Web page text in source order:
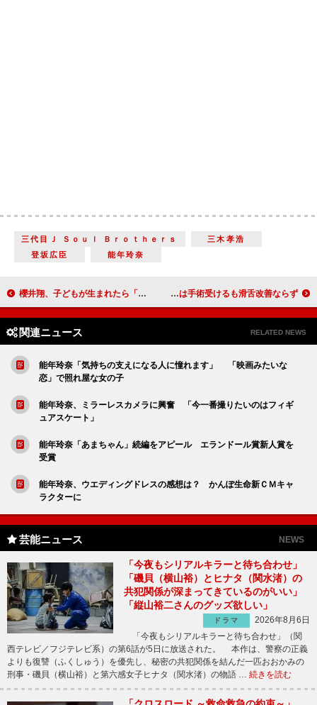
三代目Ｊ Ｓｏｕｌ Ｂｒｏｔｈｅｒｓ
三木孝浩
登坂広臣
能年玲奈
櫻井翔、子どもが生まれたら「子どもを挟んでスキーをしたい」 『神様のカルテ２』舞台あいさつ ガッツ石松、女装にハマる アイドリング！！！菊地亜美は手術受けるも滑舌改善ならず
関連ニュース RELATED NEWS
能年玲奈「気持ちの支えになる人に憧れます」 「映画みたいな
恋」で照れ屋な女の子
能年玲奈、ミラーレスカメラに興奮 「今一番撮りたいのはフィギ
ュアスケート」
能年玲奈「あまちゃん」続編をアピール エランドール賞新人賞を
受賞
能年玲奈、ウエディングドレスの感想は？ かんぽ生命新ＣＭキャ
ラクターに
芸能ニュース NEWS
「今夜もシリアルキラーと待ち合わせ」
「磯貝（横山裕）とヒナタ（関水渚）の
共犯関係が深まってきているのがいい」
「縦山裕二さんのグッズ欲しい」
ドラマ
2026年8月6日
「今夜もシリアルキラーと待ち合わせ」（関
西テレビ／フジテレビ系）の第6話が5日に放送された。 本作は、警察の正義
よりも復讐（ふくしゅう）を優先し、秘密の共犯関係を結んだ一匹おおかみの
刑事・磯貝（横山裕）と第六感女子ヒナタ（関水渚）の物語 … 続きを読む